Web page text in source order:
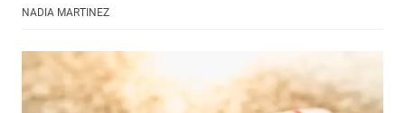
NADIA MARTINEZ